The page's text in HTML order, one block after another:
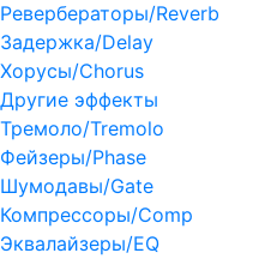
Ревербераторы/Reverb
Задержка/Delay
Хорусы/Chorus
Другие эффекты
Тремоло/Tremolo
Фейзеры/Phase
Шумодавы/Gate
Компрессоры/Comp
Эквалайзеры/EQ